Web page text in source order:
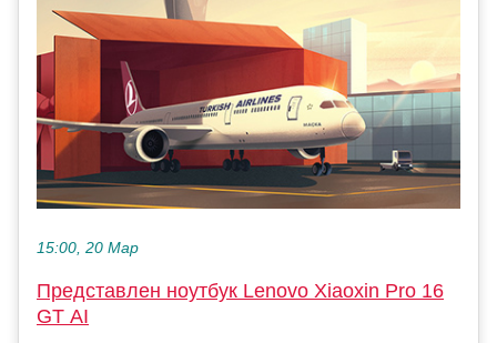
15:00, 20 Мар
Представлен ноутбук Lenovo Xiaoxin Pro 16
GT AI